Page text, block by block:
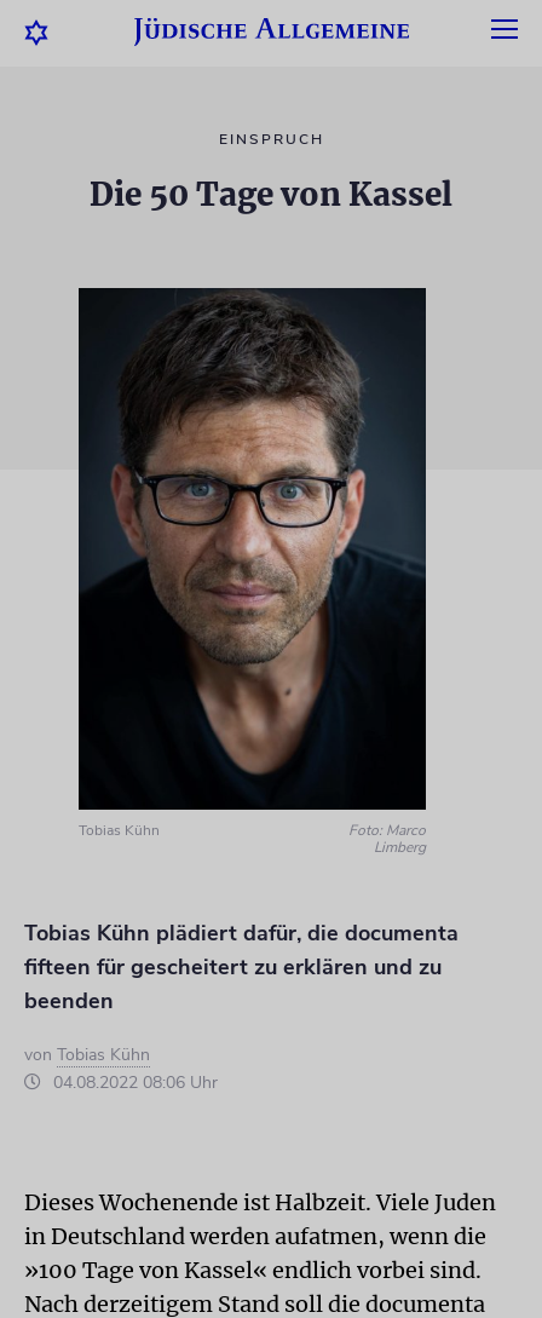
EINSPRUCH
Die 50 Tage von Kassel
Tobias Kühn
Foto: Marco
Limberg
Tobias Kühn plädiert dafür, die documenta
fifteen für gescheitert zu erklären und zu
beenden
von Tobias Kühn
04.08.2022 08:06 Uhr
Dieses Wochenende ist Halbzeit. Viele Juden
in Deutschland werden aufatmen, wenn die
»100 Tage von Kassel« endlich vorbei sind.
Nach derzeitigem Stand soll die documenta